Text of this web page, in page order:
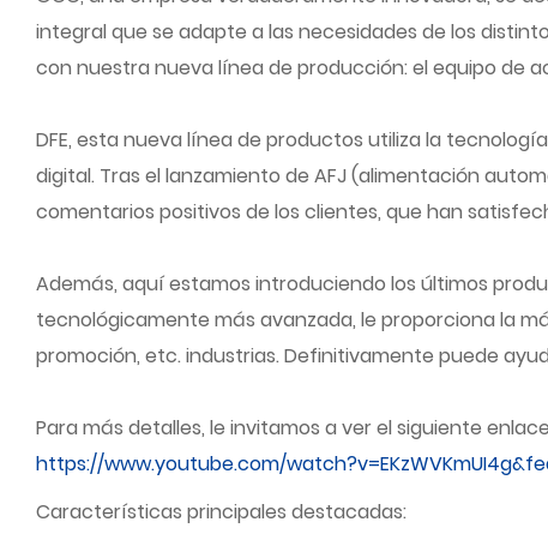
integral que se adapte a las necesidades de los
con nuestra nueva línea de producción: el equipo de
DFE, esta nueva línea de productos utiliza la
digital. Tras el lanzamiento de AFJ (alimentación
comentarios positivos de los clientes, que han
Además, aquí estamos introduciendo los últimos
tecnológicamente más avanzada, le proporciona la
promoción, etc. industrias. Definitivamente puede
Para más detalles, le invitamos a ver el siguiente
https://www.youtube.com/
Características principales destacadas: